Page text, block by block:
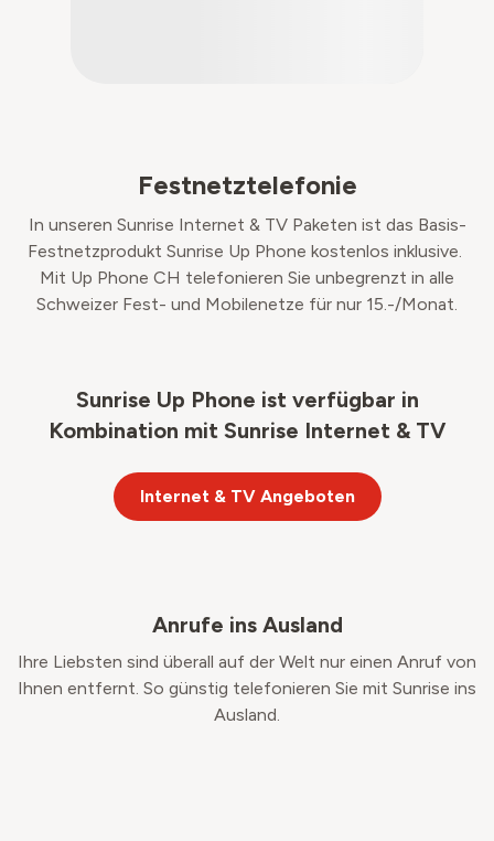
Festnetztelefonie
In unseren Sunrise Internet & TV Paketen ist das Basis-
Festnetzprodukt Sunrise Up Phone kostenlos inklusive.
Mit Up Phone CH telefonieren Sie unbegrenzt in alle
Schweizer Fest- und Mobilenetze für nur 15.-/Monat.
Sunrise Up Phone ist verfügbar in
Kombination mit Sunrise Internet & TV
Internet & TV Angeboten
Anrufe ins Ausland
Ihre Liebsten sind überall auf der Welt nur einen Anruf von
Ihnen entfernt. So günstig telefonieren Sie mit Sunrise ins
Ausland.